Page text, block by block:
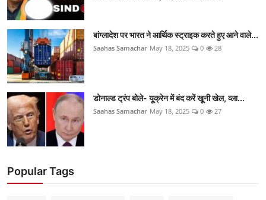
बांग्लादेश पर भारत ने आर्थिक स्ट्राइक करते हुए आने वाले...
Saahas Samachar May 18, 2025 0 28
डोनाल्ड ट्रंप बोले- यूक्रेन में बंद करें खूनी खेल, व्ला...
Saahas Samachar May 18, 2025 0 27
Popular Tags